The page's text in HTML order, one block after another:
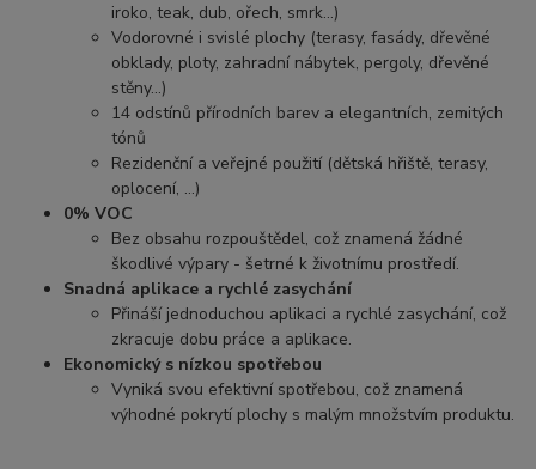
iroko, teak, dub, ořech, smrk...)
Vodorovné i svislé plochy (terasy, fasády, dřevěné
obklady, ploty, zahradní nábytek, pergoly, dřevěné
stěny...)
14 odstínů přírodních barev a elegantních, zemitých
tónů
Rezidenční a veřejné použití (dětská hřiště, terasy,
oplocení, …)
0% VOC
Bez obsahu rozpouštědel, což znamená žádné
škodlivé výpary - šetrné k životnímu prostředí.
Snadná aplikace a rychlé zasychání
Přináší jednoduchou aplikaci a rychlé zasychání, což
zkracuje dobu práce a aplikace.
Ekonomický s nízkou spotřebou
Vyniká svou efektivní spotřebou, což znamená
výhodné pokrytí plochy s malým množstvím produktu.